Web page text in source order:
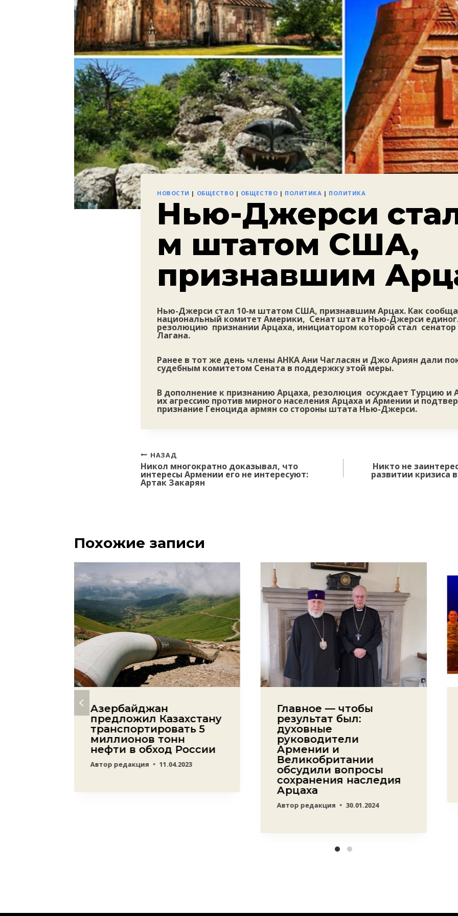
НОВОСТИ | ОБЩЕСТВО | ОБЩЕСТВО | ПОЛИТИКА | ПОЛИТИКА
Нью-Джерси
м штатом США,
признавшим
Нью-Джерси стал 10-м штатом США, признавшим Арцах. Как
национальный комитет Америки, Сенат штата Нью-Джерси
резолюцию признании Арцаха, инициатором которой стал
Лагана.
Ранее в тот же день члены АНКА Ани Чагласян и Джо Ариян дали
судебным комитетом Сената в поддержку этой меры.
В дополнение к признанию Арцаха, резолюция осуждает Турцию и
их агрессию против мирного населения Арцаха и Армении и
признание Геноцида армян со стороны штата Нью-Джерси.
Навигация
по
записям
НАЗАД
Никол многократно доказывал, что
интересы Армении его не интересуют:
Артак Закарян
Никто не
развитии кризиса
Похожие записи
Азербайджан
предложил Казахстану
транспортировать 5
миллионов тонн
нефти в обход России
Автор редакция 11.04.2023
Главное — чтобы
результат был:
духовные
руководители
Армении и
Великобритании
обсудили вопросы
сохранения наследия
Арцаха
Автор редакция 30.01.2024